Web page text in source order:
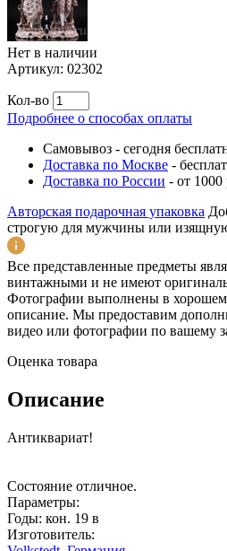
Нет в наличии
Артикул: 02302
Кол-во
Подробнее о способах оплаты
Самовывоз - сегодня
Доставка по Москве -
Доставка по России - от 1000
Авторская подарочная упаковка
строгую для мужчины или
Все представленные предметы
винтажными и не имеют
Фотографии выполнены в хорошем
описание. Мы предоставим
видео или фотографии по вашему
Оценка товара
Описание
Антиквариат!
Состояние отличное.
Параметры:
Годы: кон. 19 в
Изготовитель: